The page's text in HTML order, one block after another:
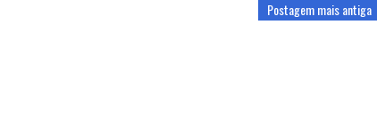
Postagem mais antiga